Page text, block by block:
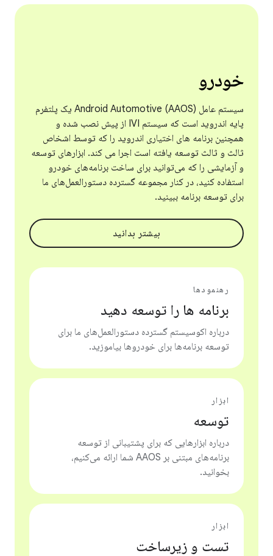
خودرو
سیستم عامل Android Automotive (AAOS) یک پلتفرم
پایه اندروید است که سیستم IVI از پیش نصب شده و
همچنین برنامه های اختیاری اندروید را که توسط اشخاص
ثالث و ثالث توسعه یافته است اجرا می کند. ابزارهای توسعه
و آزمایشی را که می‌توانید برای ساخت برنامه‌های خودرو
استفاده کنید، در کنار مجموعه گسترده دستورالعمل‌های ما
برای توسعه برنامه ببینید.
بیشتر بدانید
رهنمودها
برنامه ها را توسعه دهید
درباره اکوسیستم گسترده دستورالعمل‌های ما برای
توسعه برنامه‌ها برای خودروها بیاموزید.
ابزار
توسعه
درباره ابزارهایی که برای پشتیبانی از توسعه
برنامه‌های مبتنی بر AAOS شما ارائه می‌کنیم،
بخوانید.
ابزار
تست و زیرساخت